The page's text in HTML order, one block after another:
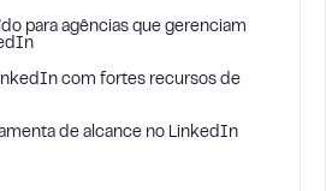
para agências que gerenciam
com fortes recursos de
de alcance no LinkedIn